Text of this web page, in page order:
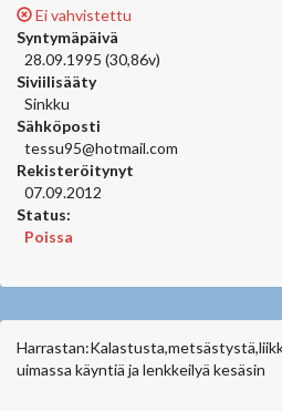
Ei vahvistettu
Syntymäpäivä
28.09.1995 (30,86v)
Siviilisääty
Sinkku
Sähköposti
tessu95@hotmail.com
Rekisteröitynyt
07.09.2012
Status:
Poissa
uimassa käyntiä ja lenkkeilyä kesäsin